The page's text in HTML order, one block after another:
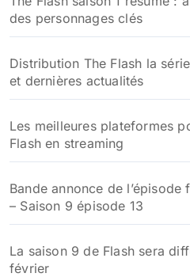
des personnages clés
Distribution The Flash la
et dernières actualités
Les meilleures plateformes
Flash en streaming
Bande annonce de
– Saison 9 épisode 13
La saison 9 de Flash sera
février